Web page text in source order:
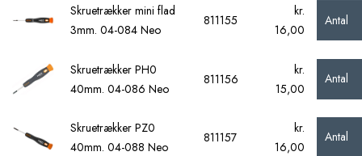
Skruetrækker mini flad
3mm. 04-084 Neo
811155
kr.
16,00
Antal
Skruetrækker PH0
40mm. 04-086 Neo
811156
kr.
15,00
Antal
Skruetrækker PZ0
40mm. 04-088 Neo
811157
kr.
16,00
Antal